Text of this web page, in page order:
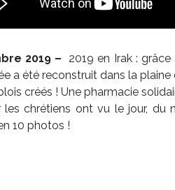
2019 – 2019 en Irak :
a été reconstruit dans la
créés ! Une pharmacie
les chrétiens ont vu le jour, du
10 photos !